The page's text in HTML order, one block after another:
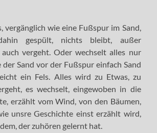
vergänglich wie eine Fußspur im Sand,
gespült, nichts bleibt, außer
vergeht. Oder wechselt alles nur
der Sand vor der Fußspur einfach Sand
ein Fels. Alles wird zu Etwas, zu
es wechselt, eingewoben in die
erzählt vom Wind, von den Bäumen,
unsre Geschichte einst erzählt wird,
der zuhören gelernt hat.